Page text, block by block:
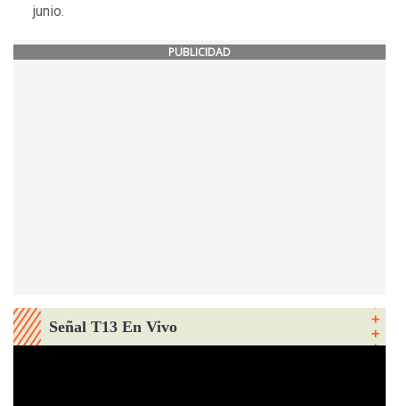
junio.
PUBLICIDAD
Señal T13 En Vivo